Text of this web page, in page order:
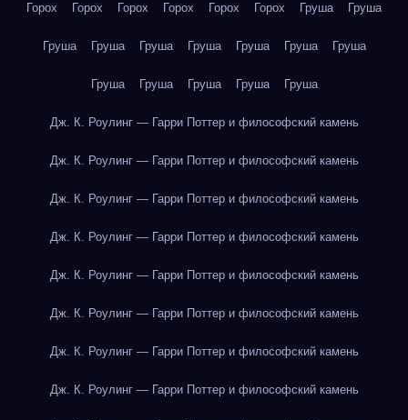
Горох Горох Горох Горох Горох Горох Груша Груша
Груша Груша Груша Груша Груша Груша Груша
Груша Груша Груша Груша Груша
Дж. К. Роулинг — Гарри Поттер и философский камень
Дж. К. Роулинг — Гарри Поттер и философский камень
Дж. К. Роулинг — Гарри Поттер и философский камень
Дж. К. Роулинг — Гарри Поттер и философский камень
Дж. К. Роулинг — Гарри Поттер и философский камень
Дж. К. Роулинг — Гарри Поттер и философский камень
Дж. К. Роулинг — Гарри Поттер и философский камень
Дж. К. Роулинг — Гарри Поттер и философский камень